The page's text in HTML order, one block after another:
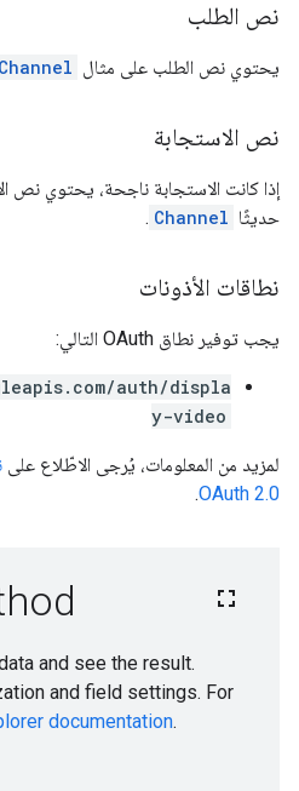
نص الطلب
يحتوي نص الطلب على مثال Channel
نص الاستجابة
إذا كانت الاستجابة ناجحة، يحتوي نص
حديثًا Channel
.
نطاقات الأذونات
يجب توفير نطاق OAuth التالي:
auth/displa
y-video
لمزيد من المعلومات، يُرجى الاطّلاع على
OAuth 2.0
.